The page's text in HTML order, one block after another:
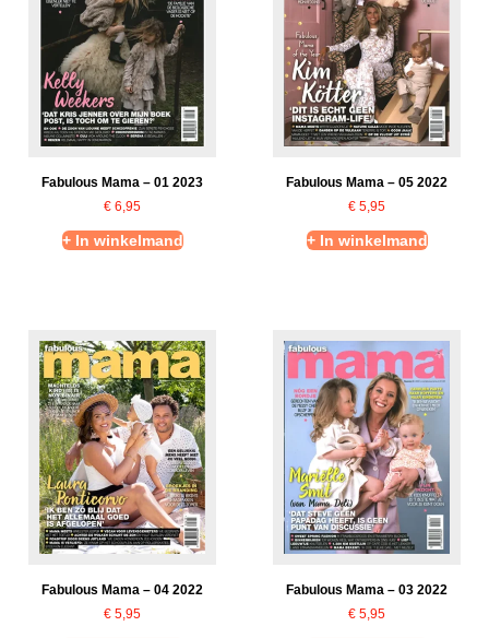
Fabulous Mama – 01 2023
€ 6,95
+ In winkelmand
Fabulous Mama – 05 2022
€ 5,95
+ In winkelmand
Fabulous Mama – 04 2022
€ 5,95
Fabulous Mama – 03 2022
€ 5,95